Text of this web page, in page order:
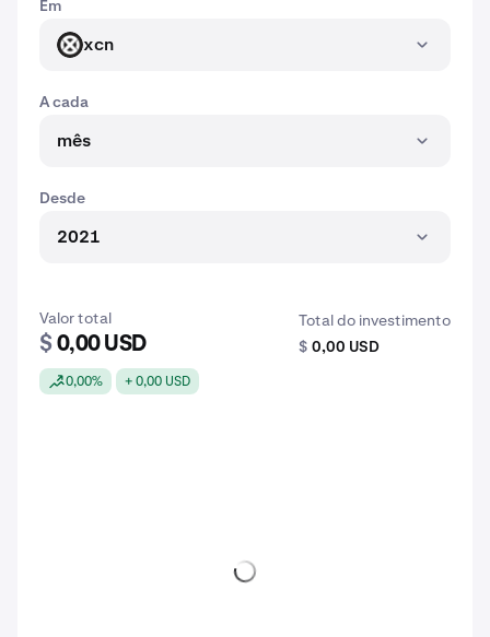
Em
XCN xcn
A cada
mês
Desde
2021
Valor total
$ 0,00 USD
0,00% + 0,00 USD
Total do investimento
$ 0,00 USD